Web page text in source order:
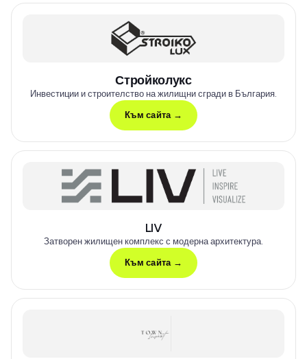
Стройколукс
Инвестиции и строителство на жилищни сгради в България.
Към сайта →
LIV
Затворен жилищен комплекс с модерна архитектура.
Към сайта →